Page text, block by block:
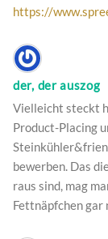
https://
der, der auszog
Vielleicht steckt
Product-Placing
bewerben. Das
raus sind, mag
Fettnäpfchen gar